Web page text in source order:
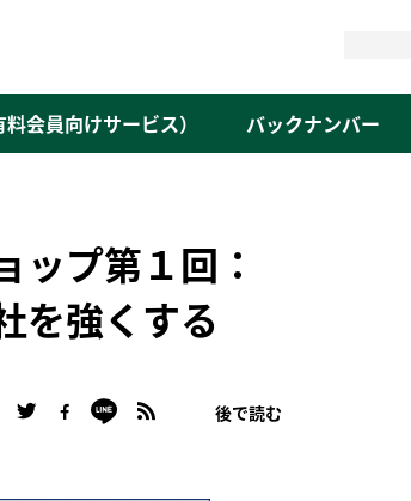
会員向けサービス） バックナンバー
ップ第１回：
を強くする
後で読む